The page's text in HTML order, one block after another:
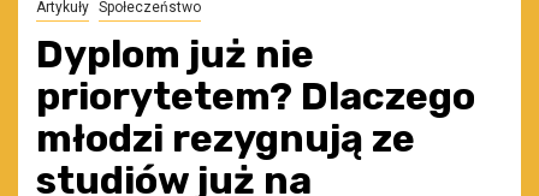
Artykuły Społeczeństwo
Dyplom już nie
priorytetem? Dlaczego
młodzi rezygnują ze
studiów już na